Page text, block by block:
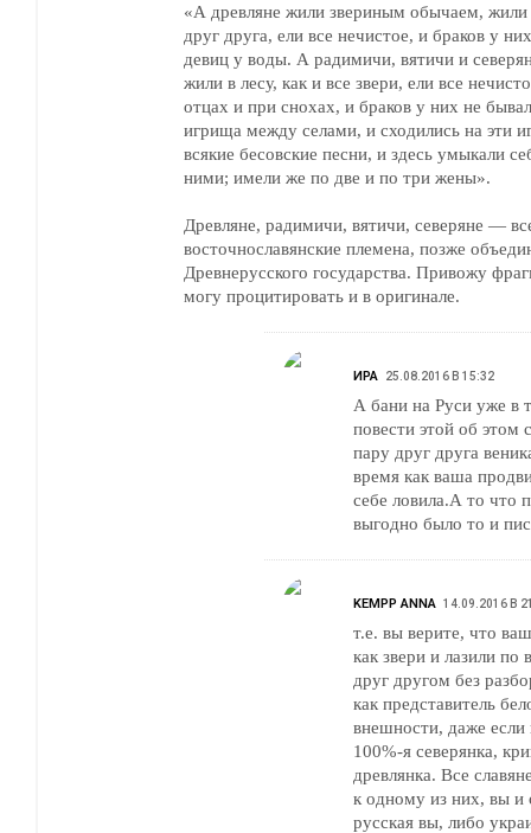
«А древляне жили звериным обычаем, жили
друг друга, ели все нечистое, и браков у
девиц у воды. А радимичи, вятичи и
жили в лесу, как и все звери, ели все
отцах и при снохах, и браков у них не
игрища между селами, и сходились на эти
всякие бесовские песни, и здесь умыкали
ними; имели же по две и по три жены».
Древляне, радимичи, вятичи, северяне —
восточнославянские племена, позже
Древнерусского государства. Привожу
могу процитировать и в оригинале.
ИРА 25.08.2016 В 15:32
А бани на Руси уже в
повести этой об этом
пару друг друга
время как ваша
себе ловила.А то что
выгодно было то и
KEMPP ANNA 14.09.2016 В
т.е. вы верите, что
как звери и лазили по
друг другом без
как представитель
внешности, даже
100%-я северянка,
древлянка. Все
к одному из них, вы и
русская вы, либо